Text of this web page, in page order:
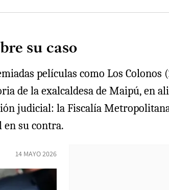
su caso
películas como Los Colonos
de la exalcaldesa de Maipú, en
judicial: la Fiscalía
en su contra.
14 MAYO 2026